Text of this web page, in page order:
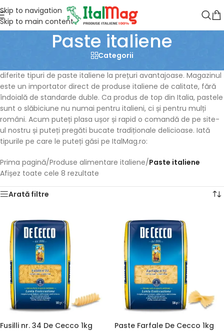
Skip to navigation
Skip to main content
Paste italiene
Categorii
diferite tipuri de paste italiene la prețuri avantajoase. Magazinul
este un importator direct de produse italiene de calitate, fără
îndoială de standarde duble. Ca produs de top din Italia, pastele
sunt o slăbiciune nu numai pentru italieni, ci și pentru mulți
români. Acum puteți plasa ușor și rapid o comandă de pe site-
ul nostru și puteți pregăti bucate tradiționale delicioase. Iată
tipurile pe care le puteți găsi pe ItalMag.ro:
Prima pagină/Produse alimentare italiene/Paste italiene
Afișez toate cele 8 rezultate
Arată filtre
Fusilli nr. 34 De Cecco 1kg
Paste Farfale De Cecco 1kg